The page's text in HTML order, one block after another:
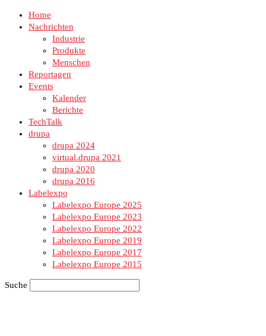
Home
Nachrichten
Industrie
Produkte
Menschen
Reportagen
Events
Kalender
Berichte
TechTalk
drupa
drupa 2024
virtual.drupa 2021
drupa 2020
drupa 2016
Labelexpo
Labelexpo Europe 2025
Labelexpo Europe 2023
Labelexpo Europe 2022
Labelexpo Europe 2019
Labelexpo Europe 2017
Labelexpo Europe 2015
Suche